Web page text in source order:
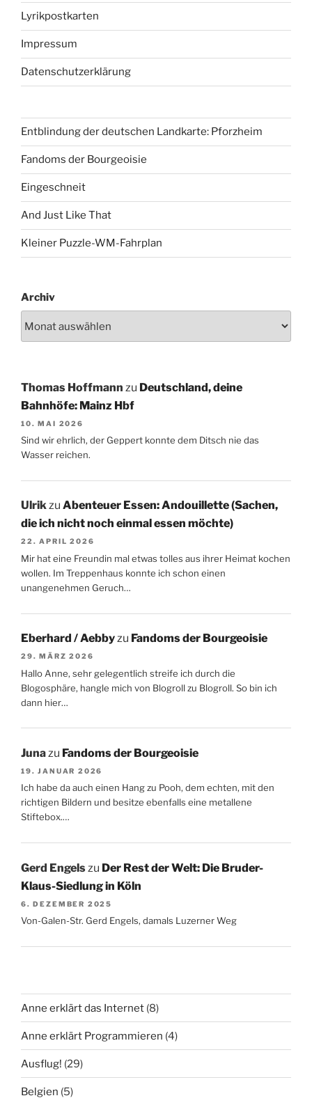
Lyrikpostkarten
Impressum
Datenschutzerklärung
Entblindung der deutschen Landkarte: Pforzheim
Fandoms der Bourgeoisie
Eingeschneit
And Just Like That
Kleiner Puzzle-WM-Fahrplan
Archiv
Thomas Hoffmann zu Deutschland, deine
Bahnhöfe: Mainz Hbf
10. MAI 2026
Sind wir ehrlich, der Geppert konnte dem Ditsch nie das
Wasser reichen.
Ulrikzu Abenteuer Essen: Andouillette (Sachen,
die ich nicht noch einmal essen möchte)
22. APRIL 2026
Mir hat eine Freundin mal etwas tolles aus ihrer Heimat kochen
wollen. Im Treppenhaus konnte ich schon einen
unangenehmen Geruch…
Eberhard / Aebbyzu Fandoms der Bourgeoisie
29. MÄRZ 2026
Hallo Anne, sehr gelegentlich streife ich durch die
Blogosphäre, hangle mich von Blogroll zu Blogroll. So bin ich
dann hier…
Junazu Fandoms der Bourgeoisie
19. JANUAR 2026
Ich habe da auch einen Hang zu Pooh, dem echten, mit den
richtigen Bildern und besitze ebenfalls eine metallene
Stiftebox.…
Gerd Engels zu Der Rest der Welt: Die Bruder-
Klaus-Siedlung in Köln
6. DEZEMBER 2025
Von-Galen-Str. Gerd Engels, damals Luzerner Weg
Anne erklärt das Internet (8)
Anne erklärt Programmieren (4)
Ausflug! (29)
Belgien (5)